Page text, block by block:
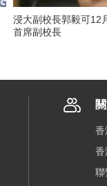
浸大副校長郭毅可12
首席副校長
香
香
聯